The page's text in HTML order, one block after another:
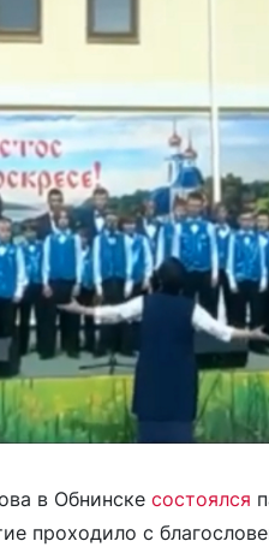
в Обнинске состоялся
проходило с